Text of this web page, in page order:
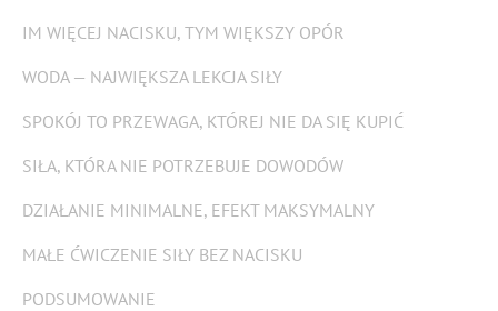
IM WIĘCEJ NACISKU, TYM WIĘKSZY OPÓR
WODA — NAJWIĘKSZA LEKCJA SIŁY
SPOKÓJ TO PRZEWAGA, KTÓREJ NIE DA SIĘ KUPIĆ
SIŁA, KTÓRA NIE POTRZEBUJE DOWODÓW
DZIAŁANIE MINIMALNE, EFEKT MAKSYMALNY
MAŁE ĆWICZENIE SIŁY BEZ NACISKU
PODSUMOWANIE